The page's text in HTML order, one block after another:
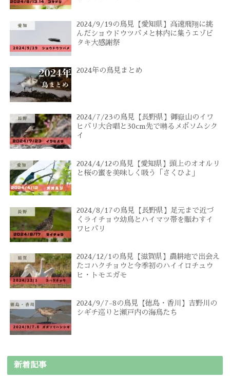
2024/9/19の鳥見【愛知県】高速飛翔に挑
んだショウドウツバメと林内に集うエゾビ
タキ大感謝祭
2024年の鳥見まとめ
2024/7/23の鳥見【長野県】御嶽山のイワ
ヒバリ大合唱と30cm先で囀るメボソムシク
イ
2024/4/12の鳥見【愛知県】頭上のオオルリ
と桜の蜜を美味しく吸う「さくひよ」
2024/8/17の鳥見【長野県】足元まで近づ
くライチョウ幼鳥とハイマツ帯を賑わすイ
ワヒバリ
2024/12/1の鳥見【滋賀県】農耕地で出会え
たコハクチョウと今季初のハイイロチュウ
ヒ・トモエガモ
2024/9/7-8の鳥見【徳島・香川】吉野川の
シギチ巡りと瀬戸内の海鳥たち
新着記事